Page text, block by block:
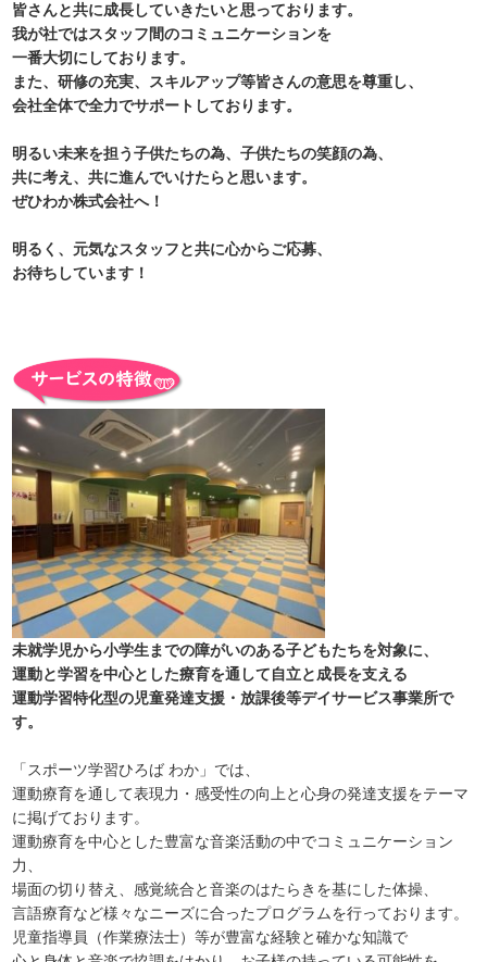
皆さんと共に成長していきたいと思っております。
我が社ではスタッフ間のコミュニケーションを
一番大切にしております。
また、研修の充実、スキルアップ等皆さんの意思を尊重し、
会社全体で全力でサポートしております。
明るい未来を担う子供たちの為、子供たちの笑顔の為、
共に考え、共に進んでいけたらと思います。
ぜひわか株式会社へ！
明るく、元気なスタッフと共に心からご応募、
お待ちしています！
未就学児から小学生までの障がいのある子どもたちを対象に、
運動と学習を中心とした療育を通して自立と成長を支える
運動学習特化型の児童発達支援・放課後等デイサービス事業所で
す。
「スポーツ学習ひろば わか」では、
運動療育を通して表現力・感受性の向上と心身の発達支援をテーマ
に掲げております。
運動療育を中心とした豊富な音楽活動の中でコミュニケーション
力、
場面の切り替え、感覚統合と音楽のはたらきを基にした体操、
言語療育など様々なニーズに合ったプログラムを行っております。
児童指導員（作業療法士）等が豊富な経験と確かな知識で